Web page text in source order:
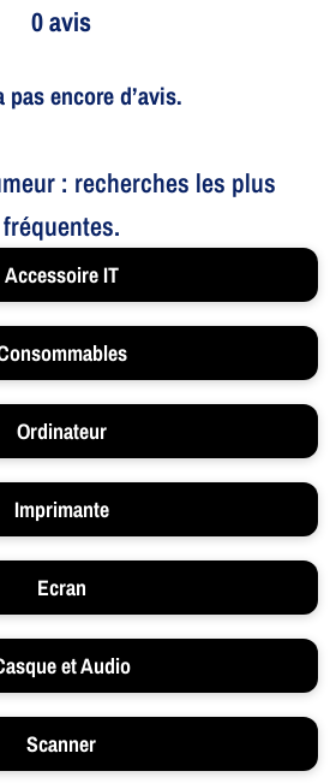
0 avis
a pas encore d’avis.
: recherches les plus
fréquentes.
Accessoire IT
Ordinateur
Imprimante
Ecran
et Audio
Scanner